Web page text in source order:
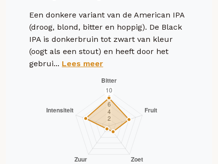
Een donkere variant van de American IPA
(droog, blond, bitter en hoppig). De Black
IPA is donkerbruin tot zwart van kleur
(oogt als een stout) en heeft door het
gebrui... Lees meer